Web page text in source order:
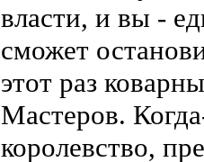
власти, и вы -
сможет
этот раз
Мастеров.
королевство,